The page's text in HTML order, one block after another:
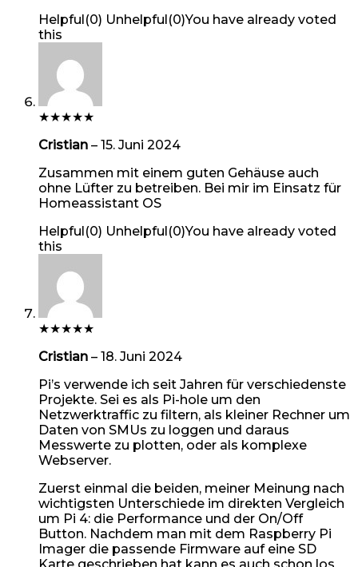
Helpful(0) Unhelpful(0)You have already voted
this
★★★★★
Cristian – 15. Juni 2024
Zusammen mit einem guten Gehäuse auch
ohne Lüfter zu betreiben. Bei mir im Einsatz für
Homeassistant OS
Helpful(0) Unhelpful(0)You have already voted
this
★★★★★
Cristian – 18. Juni 2024
Pi’s verwende ich seit Jahren für verschiedenste
Projekte. Sei es als Pi-hole um den
Netzwerktraffic zu filtern, als kleiner Rechner um
Daten von SMUs zu loggen und daraus
Messwerte zu plotten, oder als komplexe
Webserver.
Zuerst einmal die beiden, meiner Meinung nach
wichtigsten Unterschiede im direkten Vergleich
um Pi 4: die Performance und der On/Off
Button. Nachdem man mit dem Raspberry Pi
Imager die passende Firmware auf eine SD
Karte geschrieben hat kann es auch schon los